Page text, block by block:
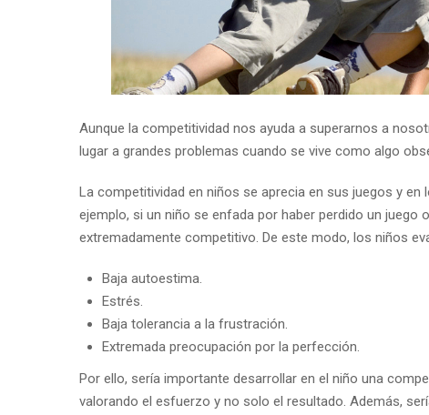
Aunque la competitividad nos ayuda a superarnos a
lugar a grandes problemas cuando se vive como algo
La competitividad en niños se aprecia en sus juegos y
ejemplo, si un niño se enfada por haber perdido un
extremadamente competitivo. De este modo, los niños
Baja autoestima.
Estrés.
Baja tolerancia a la frustración.
Extremada preocupación por la perfección.
Por ello, sería importante desarrollar en el niño una
valorando el esfuerzo y no solo el resultado. Además,